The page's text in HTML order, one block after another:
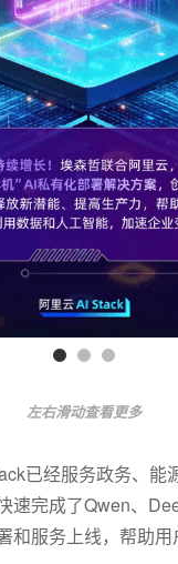
左右滑动查看更多
已经服务政务、能
速完成了Qwen、
和服务上线，帮助